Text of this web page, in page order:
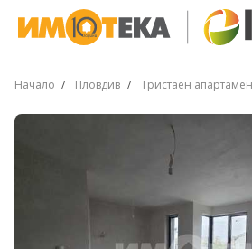
Начало Пловдив Тристаен